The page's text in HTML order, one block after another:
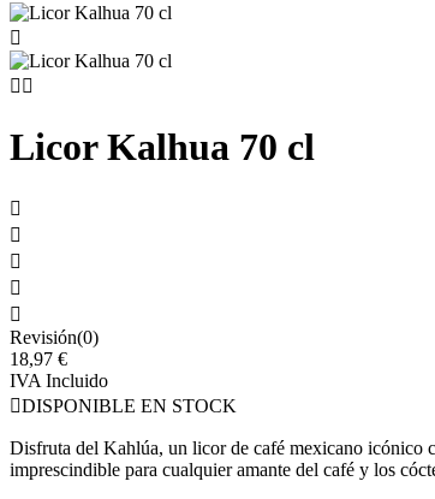

 
Licor Kalhua 70 cl





Revisión(0)
18,97 €
IVA Incluido
DISPONIBLE EN STOCK
Disfruta del Kahlúa, un licor de café mexicano icónico
imprescindible para cualquier amante del café y los